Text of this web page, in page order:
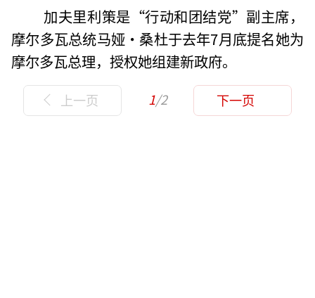
加夫里利策是“行动和团结党”副主席，
摩尔多瓦总统马娅·桑杜于去年7月底提名她为
摩尔多瓦总理，授权她组建新政府。
上一页 1/2 下一页